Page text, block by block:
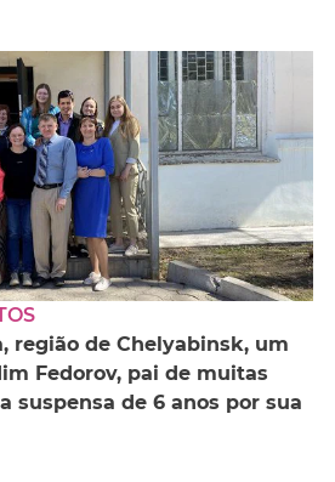
região de Chelyabinsk, um
Fedorov, pai de muitas
suspensa de 6 anos por sua